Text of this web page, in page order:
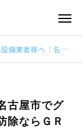
ストラップの清掃とゴキブリ防除ならＧＲＩＴ
古屋市でグ
除ならＧＲ